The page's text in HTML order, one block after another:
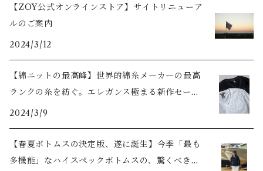
【ZOY公式オンラインストア】サイトリニューア
ルのご案内
2024/3/12
【綿ニットの最高峰】世界的綿糸メーカーの最高
ランクの糸を紡ぐ。エレガンス極まる新作セータ
ーをご紹介
2024/3/9
【春夏ボトムスの決定版、遂に誕生】今季「最も
多機能」なハイスペックボトムスの、驚くべき機